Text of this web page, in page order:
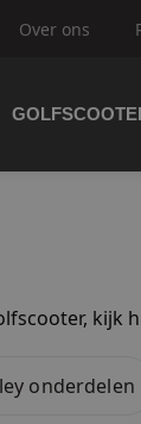
Over ons
onderdelen